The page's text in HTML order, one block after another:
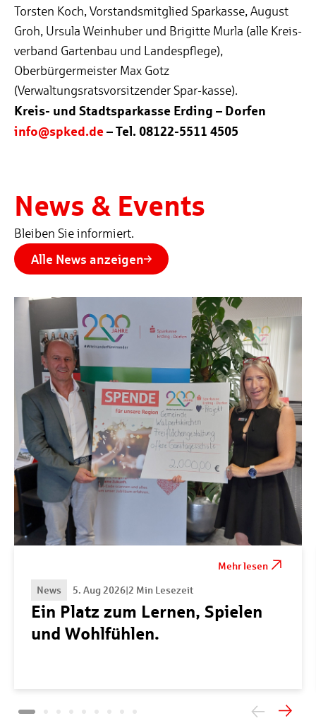
Torsten Koch, Vorstandsmitglied Sparkasse, August
Groh, Ursula Weinhuber und Brigitte Murla (alle Kreis-
verband Gartenbau und Landespflege),
Oberbürgermeister Max Gotz
(Verwaltungsratsvorsitzender Spar-kasse).
Kreis- und Stadtsparkasse Erding – Dorfen
info@spked.de– Tel. 08122-5511 4505
News & Events
Bleiben Sie informiert.
Alle News anzeigen
Mehr lesen
News
5. Aug 2026|2 Min Lesezeit
Ein Platz zum Lernen, Spielen
und Wohlfühlen.